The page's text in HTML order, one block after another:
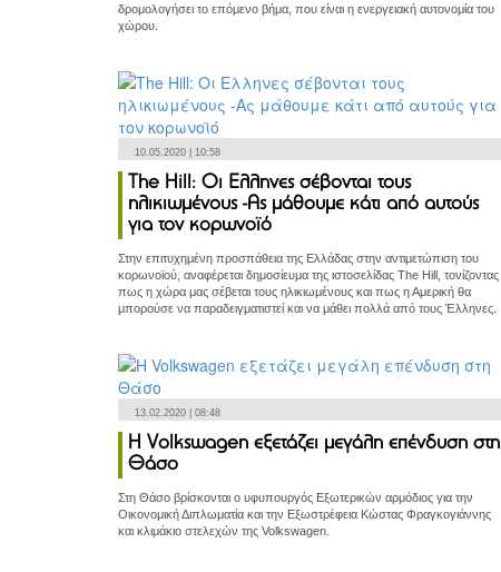
δρομολογήσει το επόμενο βήμα, που είναι η ενεργειακή αυτονομία του
χώρου.
10.05.2020 | 10:58
The Hill: Οι Eλληνες σέβονται τους
ηλικιωμένους -Ας μάθουμε κάτι από αυτούς
για τον κορωνοϊό
Στην επιτυχημένη προσπάθεια της Ελλάδας στην αντιμετώπιση του
κορωνοϊού, αναφέρεται δημοσίευμα της ιστοσελίδας The Hill, τονίζοντας
πως η χώρα μας σέβεται τους ηλικιωμένους και πως η Αμερική θα
μπορούσε να παραδειγματιστεί και να μάθει πολλά από τους Έλληνες.
13.02.2020 | 08:48
Η Volkswagen εξετάζει μεγάλη επένδυση στη
Θάσο
Στη Θάσο βρίσκονται ο υφυπουργός Εξωτερικών αρμόδιος για την
Οικονομική Διπλωματία και την Εξωστρέφεια Κώστας Φραγκογιάννης
και κλιμάκιο στελεχών της Volkswagen.